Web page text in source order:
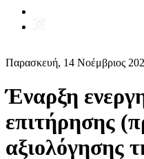
Παρασκευή, 14 Νοέμβριος
Έναρξη
επιτήρησης
αξιολόγησης